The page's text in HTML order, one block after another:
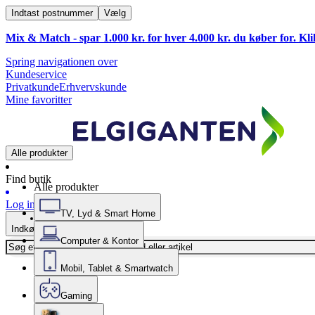
Indtast postnummer Vælg
Mix & Match - spar 1.000 kr. for hver 4.000 kr. du køber for.
Spring navigationen over
Kundeservice
PrivatkundeErhvervskunde
Mine favoritter
Alle produkter
Find butik
Log ind
Indkøbskurv
Alle produkter
TV, Lyd & Smart Home
Computer & Kontor
Mobil, Tablet & Smartwatch
Gaming